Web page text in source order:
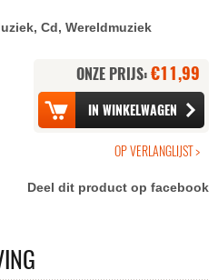
Cd, Wereldmuziek
ONZE PRIJS:€11,99
Deel dit product op facebook